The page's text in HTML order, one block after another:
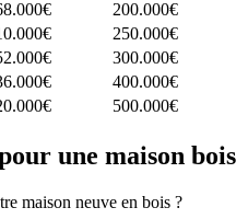
200.000€
250.000€
300.000€
400.000€
500.000€
une maison bois
maison neuve en bois ?